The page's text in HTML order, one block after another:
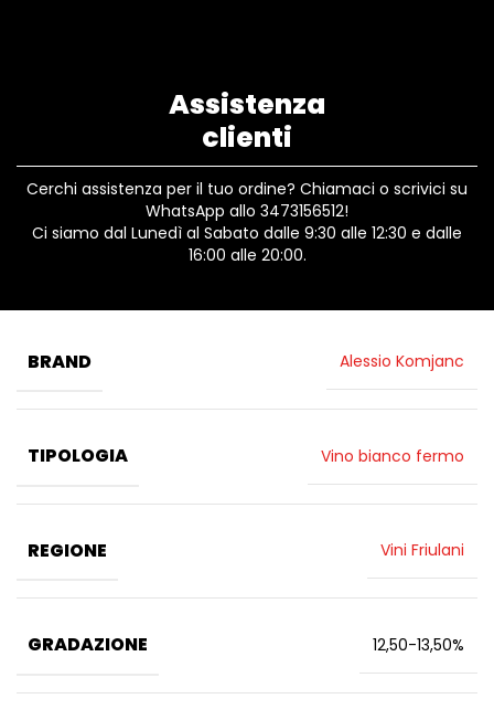
Assistenza
clienti
Cerchi assistenza per il tuo ordine? Chiamaci o scrivici su
WhatsApp allo 3473156512!
Ci siamo dal Lunedì al Sabato dalle 9:30 alle 12:30 e dalle
16:00 alle 20:00.
BRAND Alessio Komjanc
TIPOLOGIA Vino bianco fermo
REGIONE Vini Friulani
GRADAZIONE 12,50-13,50%